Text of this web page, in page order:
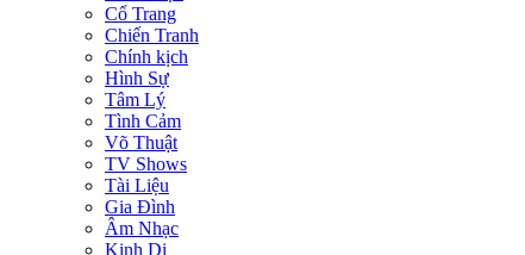
Cổ Trang
Chiến Tranh
Chính kịch
Hình Sự
Tâm Lý
Tình Cảm
Võ Thuật
TV Shows
Tài Liệu
Gia Đình
Âm Nhạc
Kinh Dị